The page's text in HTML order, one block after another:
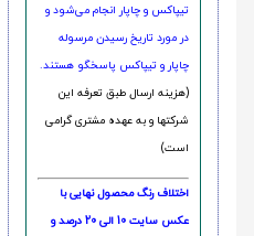
تیپاکس و چاپار انجام می‌شود و
در مورد تاریخ رسیدن مرسوله
چاپار و تیپاکس پاسخگو هستند.
(هزینه ارسال طبق تعرفه این
شرکتها و به عهده مشتری گرامی
است)
اختلاف رنگ محصول نهایی با
عکس سایت 10 الی 20 درصد و